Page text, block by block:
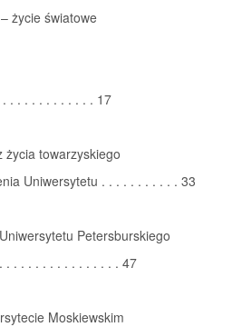
życie światowe
. . . . . . . . . . . . 17
życia towarzyskiego
Uniwersytetu . . . . . . . . . . . 33
Petersburskiego
. . . . . . . . . . . . . . . . 47
Moskiewskim